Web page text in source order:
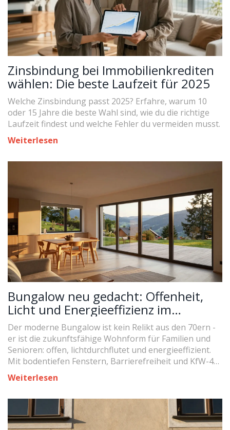
Zinsbindung bei Immobilienkrediten
wählen: Die beste Laufzeit für 2025
Welche Zinsbindung passt 2025? Erfahre, warum 10
oder 15 Jahre die beste Wahl sind, wie du die richtige
Laufzeit findest und welche Fehler du vermeiden musst.
Weiterlesen
Bungalow neu gedacht: Offenheit,
Licht und Energieeffizienz im
modernen Wohnen
Der moderne Bungalow ist kein Relikt aus den 70ern -
er ist die zukunftsfähige Wohnform für Familien und
Senioren: offen, lichtdurchflutet und energieeffizient.
Mit bodentiefen Fenstern, Barrierefreiheit und KfW-40-
Standard wird er zur neuen Norm.
Weiterlesen